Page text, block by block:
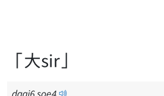
「大sir」
daai6soe4